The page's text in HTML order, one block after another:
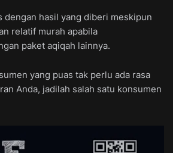
dengan hasil yang diberi meskipun
relatif murah apabila
paket aqiqah lainnya.
yang puas tak perlu ada rasa
Anda, jadilah salah satu konsumen